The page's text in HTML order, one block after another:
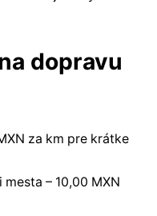
dopravu
za km pre krátke
– 10,00 MXN